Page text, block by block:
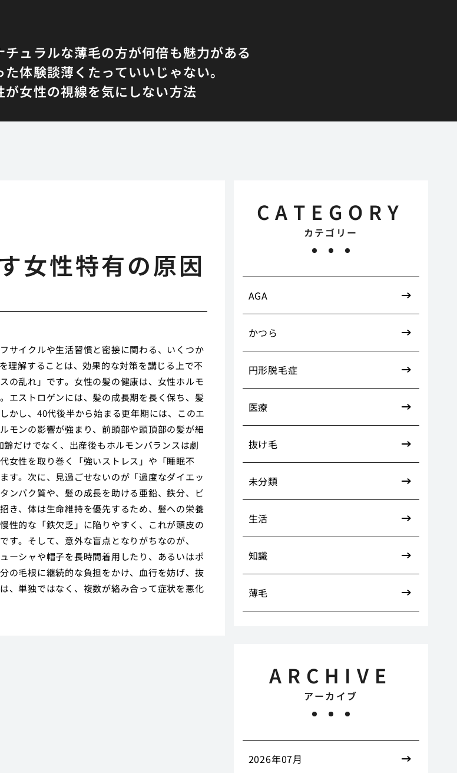
チュラルな薄毛の方が何倍も魅力がある
た体験談薄くたっていいじゃない。
が女性の視線を気にしない方法
女性特有の原因
サイクルや生活習慣と密接に関わる、いくつか
理解することは、効果的な対策を講じる上で不
の乱れ」です。女性の髪の健康は、女性ホルモ
エストロゲンには、髪の成長期を長く保ち、髪
かし、40代後半から始まる更年期には、このエ
モンの影響が強まり、前頭部や頭頂部の髪が細
だけでなく、出産後もホルモンバランスは劇
女性を取り巻く「強いストレス」や「睡眠不
す。次に、見過ごせないのが「過度なダイエッ
ンパク質や、髪の成長を助ける亜鉛、鉄分、ビ
き、体は生命維持を優先するため、髪への栄養
性的な「鉄欠乏」に陥りやすく、これが頭皮の
。そして、意外な盲点となりがちなのが、
ーシャや帽子を長時間着用したり、あるいはポ
の毛根に継続的な負担をかけ、血行を妨げ、抜
、単独ではなく、複数が絡み合って症状を悪化
CATEGORY
カテゴリー
AGA
かつら
円形脱毛症
医療
抜け毛
未分類
生活
知識
薄毛
ARCHIVE
アーカイブ
2026年07月